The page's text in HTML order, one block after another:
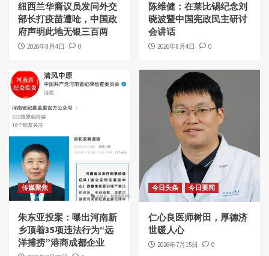
纽西兰华裔议员发问外交
部长打疫苗遭呛，中国政
府声明此地无银三百两
2026年8月4日 0
陈维健：在莱比锡纪念刘
晓波暨中国宪政民主研讨
会讲话
2026年8月4日 0
传媒聚焦
朱东亚投案：曝出河南新
乡顶着35项违法行为“远
洋捕捞”港商成都企业
今日头条 今日要闻
仁心良医师树田，厚德济
世暖人心
2026年7月15日 0